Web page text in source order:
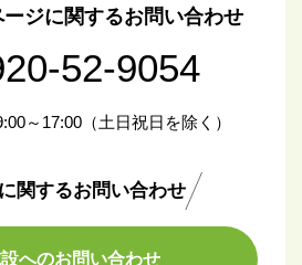
ジに関するお問い合わせ
52-9054
～17:00（土日祝日を除く）
関するお問い合わせ
へのお問い合わせ